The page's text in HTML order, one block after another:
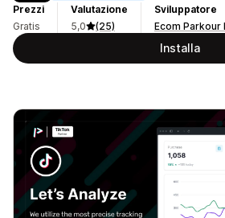
Prezzi
Gratis
Valutazione
5,0
(25)
Sviluppatore
Ecom Parkour
Installa